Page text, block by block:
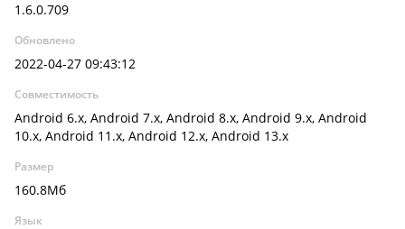
1.6.0.709
Обновлено
2022-04-27 09:43:12
Совместимость
Android 6.x, Android 7.x, Android 8.x, Android 9.x, Android
10.x, Android 11.x, Android 12.x, Android 13.x
Размер
160.8Мб
Язык